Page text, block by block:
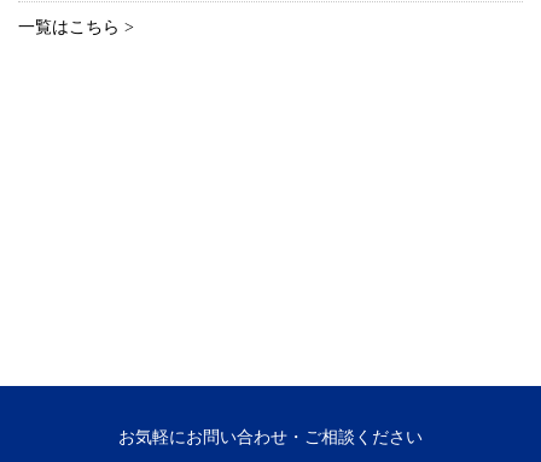
一覧はこちら >
お気軽にお問い合わせ・ご相談ください